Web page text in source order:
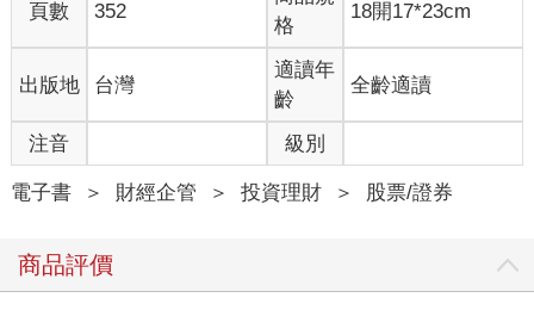
從身邊熟悉的品牌開始考慮投資方向並沒錯，但如果沒有一套有
效的評估邏輯，到了美股選股一樣如同大海撈針，不清楚公司未
來的營收與獲利成長性，不了解合理價值，投資後不清楚如何管
理持股，在全球最好的股票市場也不容易取得好的成績。
剛開始入門投資美股時，沒有時間大量篩選投資標的經驗，建議
先以指數ETF為主，將主動選股的目標限制在標普 500、那斯達
克100指數成份股內，這些企業已經通過一定標準的篩選程序，為
美股市場最具標誌性的公司。
那斯達克100指數成份股則為40家。
根據統計，平均每年報酬率超過標普500指數報酬率的成份股為
頁數 352
格
18開17*23cm
出版地 台灣
適讀年
齡
全齡適讀
注音 級別
電子書 ＞ 財經企管 ＞ 投資理財 ＞ 股票/證券
商品評價